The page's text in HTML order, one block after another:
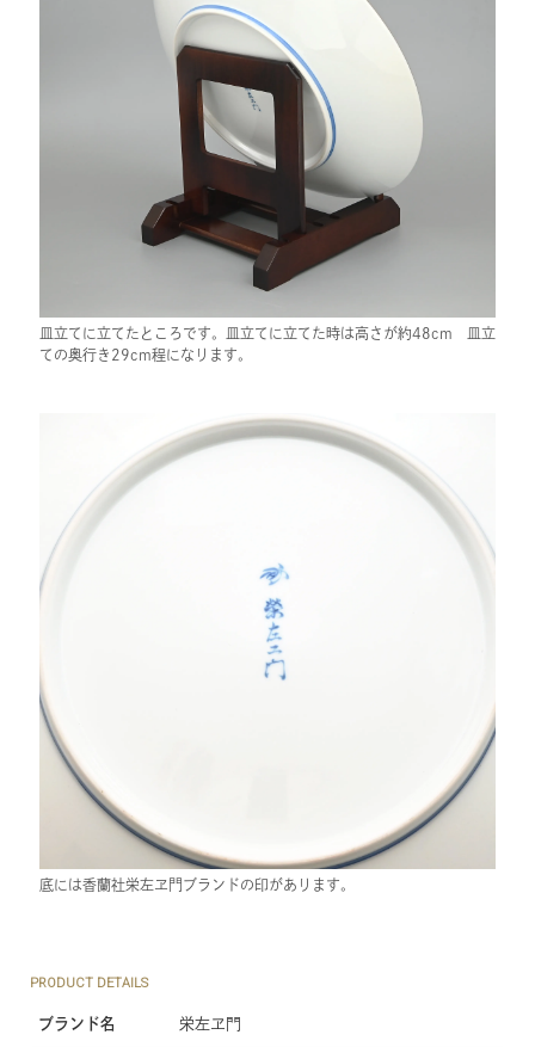
皿立てに立てたところです。皿立てに立てた時は高さが約48cm 皿立
ての奥行き29cm程になります。
底には香蘭社栄左ヱ門ブランドの印があります。
PRODUCT DETAILS
ブランド名 栄左ヱ門